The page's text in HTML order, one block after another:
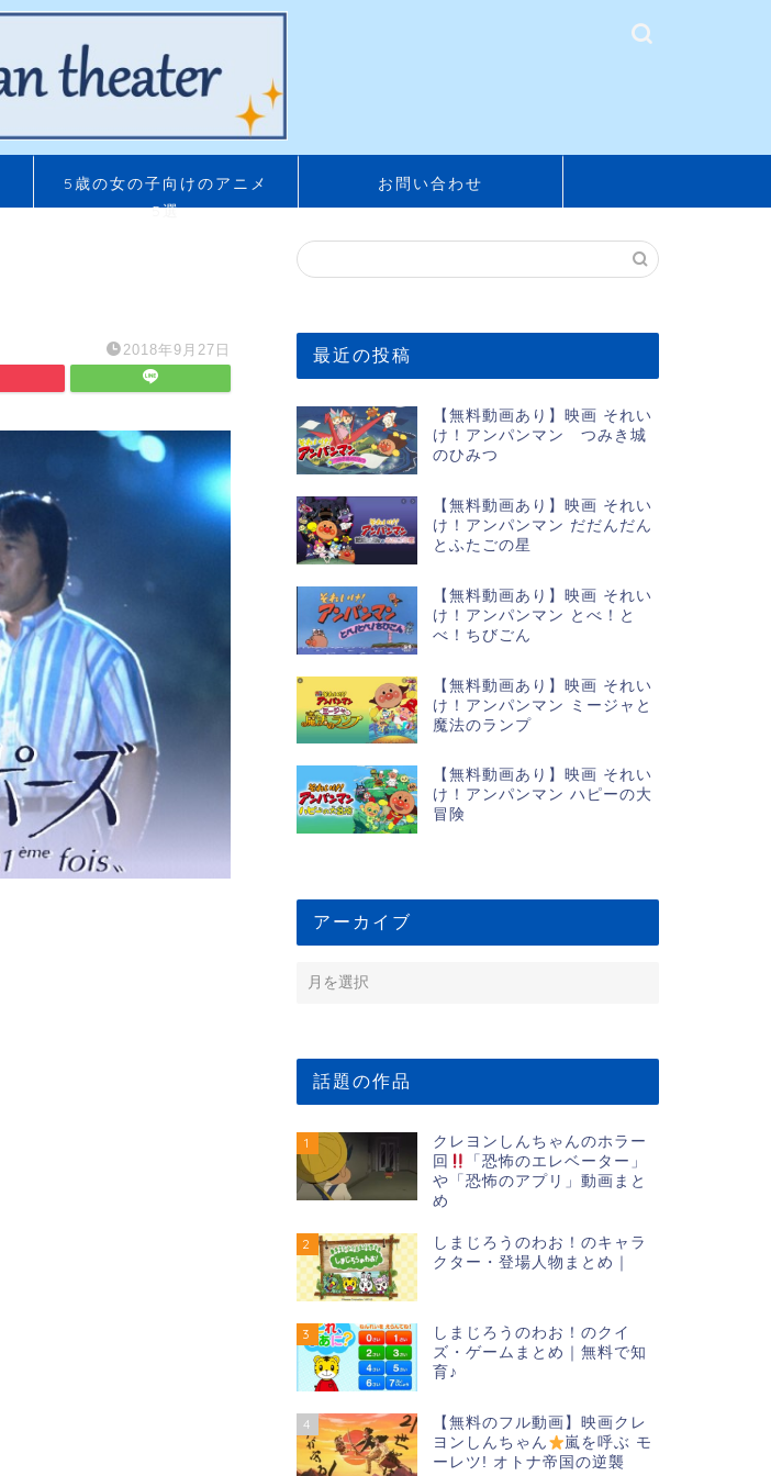
5歳の女の子向けのアニメ
5選
お問い合わせ
2018年9月27日 最近の投稿
【無料動画あり】映画 それい
け！アンパンマン つみき城
のひみつ
【無料動画あり】映画 それい
け！アンパンマン だだんだん
とふたごの星
【無料動画あり】映画 それい
け！アンパンマン とべ！と
べ！ちびごん
【無料動画あり】映画 それい
け！アンパンマン ミージャと
魔法のランプ
【無料動画あり】映画 それい
け！アンパンマン ハピーの大
冒険
アーカイブ
話題の作品
1
クレヨンしんちゃんのホラー
回
「恐怖のエレベーター」
や「恐怖のアプリ」動画まと
め
2
しまじろうのわお！のキャラ
クター・登場人物まとめ｜
3
しまじろうのわお！のクイ
ズ・ゲームまとめ｜無料で知
育♪
4
【無料のフル動画】映画クレ
ヨンしんちゃん
嵐を呼ぶ モ
ーレツ! オトナ帝国の逆襲